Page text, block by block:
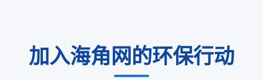
加入海角网的环保行动